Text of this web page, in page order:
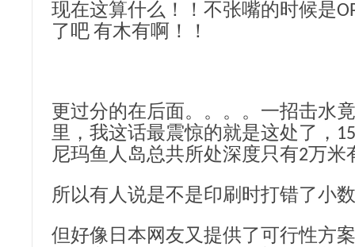
现在这算什么！！不张嘴的时候是
了吧 有木有啊！！
更过分的在后面。。。。一招击水
里，我这话最震惊的就是这处了，
尼玛鱼人岛总共所处深度只有2万米
所以有人说是不是印刷时打错了小
但好像日本网友又提供了可行性方